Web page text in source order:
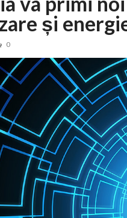
de noi locuri în creșe... 15/
Zlatna prin Programul...
într-un colet și ascu... 15/07/
pentru protejar... 04/
august 04/08/2026
național al zonelor pri...
și
0